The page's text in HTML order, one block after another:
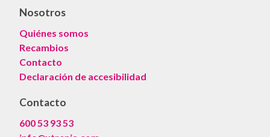
Nosotros
Quiénes somos
Recambios
Contacto
Declaración de accesibilidad
Contacto
600 53 93 53